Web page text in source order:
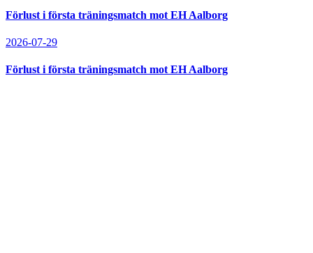
Förlust i första träningsmatch mot EH Aalborg
2026-07-29
Förlust i första träningsmatch mot EH Aalborg